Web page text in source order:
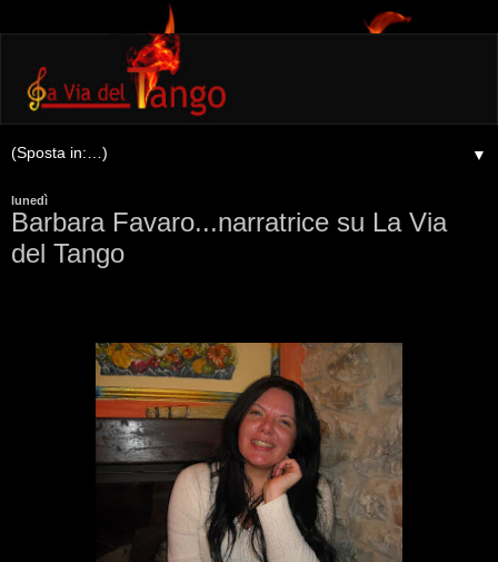
▼
lunedì
Barbara Favaro...narratrice su La Via
del Tango